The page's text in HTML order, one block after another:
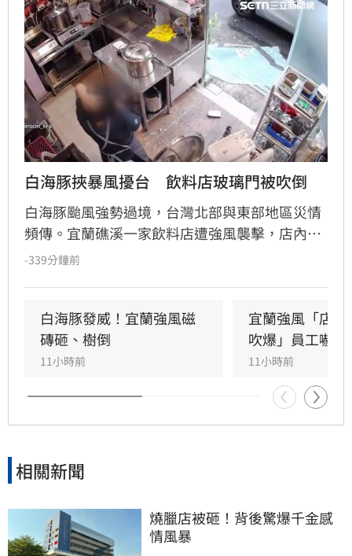
白海豚挾暴風擾台　飲料店玻璃門被吹倒
白海豚颱風強勢過境，台灣北部與東部地區災情
頻傳。宜蘭礁溪一家飲料店遭強風襲擊，店內玻
璃門瞬間碎裂，店員飽受驚嚇，目前只能先以木
浪花吞沒跌倒，驚險畫面曝光引發網友撻伐。海
巡署對此嚴正呼籲，颱風期間切勿闖入警戒區，
違者最高可處25萬元罰鍰。
-339分鐘前
白海豚發威！宜蘭強風磁
磚砸、樹倒
11小時前
宜蘭強風「店
吹爆」員工嚇抱
11小時前
相關新聞
燒臘店被砸！背後驚爆千金感
情風暴